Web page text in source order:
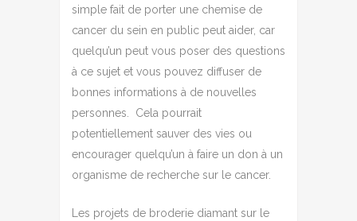
simple fait de porter une chemise de
cancer du sein en public peut aider, car
quelqu’un peut vous poser des questions
à ce sujet et vous pouvez diffuser de
bonnes informations à de nouvelles
personnes. Cela pourrait
potentiellement sauver des vies ou
encourager quelqu’un à faire un don à un
organisme de recherche sur le cancer.
Les projets de broderie diamant sur le